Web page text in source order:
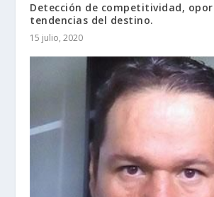
Detección de competitividad,
tendencias del destino.
15 julio, 2020